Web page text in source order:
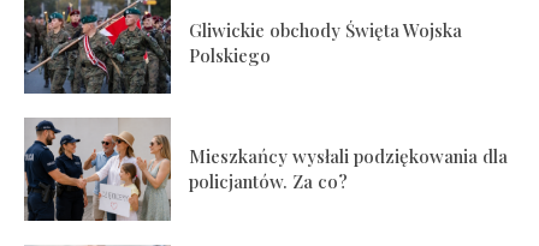
Gliwickie obchody Święta Wojska
Polskiego
Mieszkańcy wysłali podziękowania dla
policjantów. Za co?